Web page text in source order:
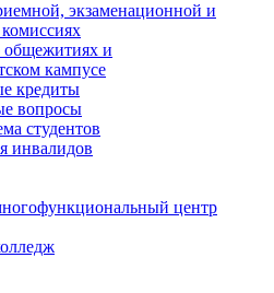
экзаменационной и
и
кампусе
кредиты
вопросы
студентов
инвалидов
центр